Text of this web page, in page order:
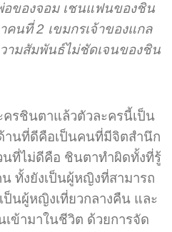
ของจอม เชนแฟนของชิน
นที่ 2 เขมกรเจ้าของแกล
ามสัมพันธ์ไม่ชัดเจนของชิน
นตาแล้วตัวละครนี้เป็น
านที่ดีคือเป็นคนที่มีจิตสำนึก
ที่ไม่ดีคือ ชินตาทำผิดทั้งที่รู้
ทั้งยังเป็นผู้หญิงที่สามารถ
นผู้หญิงเที่ยวกลางคืน และ
ข้ามาในชีวิต ด้วยการจัด